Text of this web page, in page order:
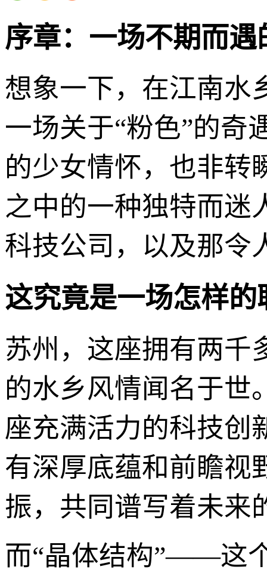
序章：一场不期而遇
想象一下，在江南水
一场关于“粉色”的奇
的少女情怀，也非转
之中的一种独特而
科技公司，以及那令
这究竟是一场怎样
苏州，这座拥有两千
的水乡风情闻名于世
座充满活力的科技创
有深厚底蕴和前瞻视
振，共同谱写着未来
而“晶体结构”——这